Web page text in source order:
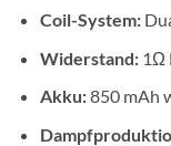
Coil-System:
Widerstand:1Ω
Akku:850 mAh